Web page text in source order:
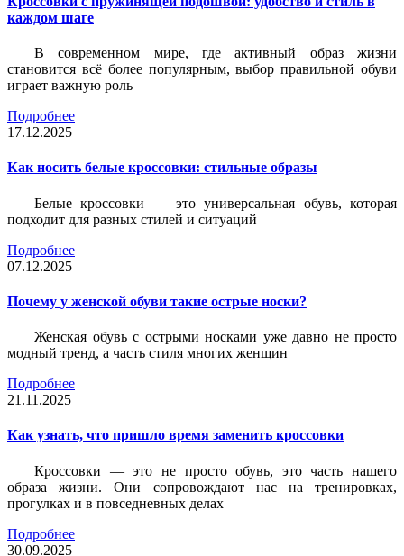
каждом шаге
В современном мире, где активный образ жизни
становится всё более популярным, выбор правильной обуви
играет важную роль
Подробнее
17.12.2025
Как носить белые кроссовки: стильные образы
Белые кроссовки — это универсальная обувь, которая
подходит для разных стилей и ситуаций
Подробнее
07.12.2025
Почему у женской обуви такие острые носки?
Женская обувь с острыми носками уже давно не просто
модный тренд, а часть стиля многих женщин
Подробнее
21.11.2025
Как узнать, что пришло время заменить кроссовки
Кроссовки — это не просто обувь, это часть нашего
образа жизни. Они сопровождают нас на тренировках,
прогулках и в повседневных делах
Подробнее
30.09.2025